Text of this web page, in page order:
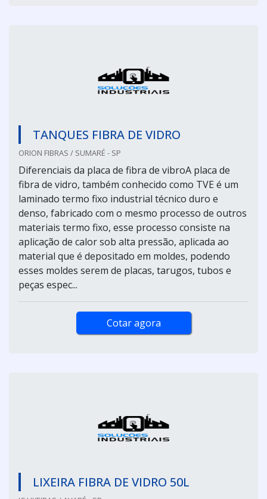
TANQUES FIBRA DE VIDRO
ORION FIBRAS / SUMARÉ - SP
Diferenciais da placa de fibra de vibroA placa de
fibra de vidro, também conhecido como TVE é um
laminado termo fixo industrial técnico duro e
denso, fabricado com o mesmo processo de outros
materiais termo fixo, esse processo consiste na
aplicação de calor sob alta pressão, aplicada ao
material que é depositado em moldes, podendo
esses moldes serem de placas, tarugos, tubos e
peças espec...
Cotar agora
LIXEIRA FIBRA DE VIDRO 50L